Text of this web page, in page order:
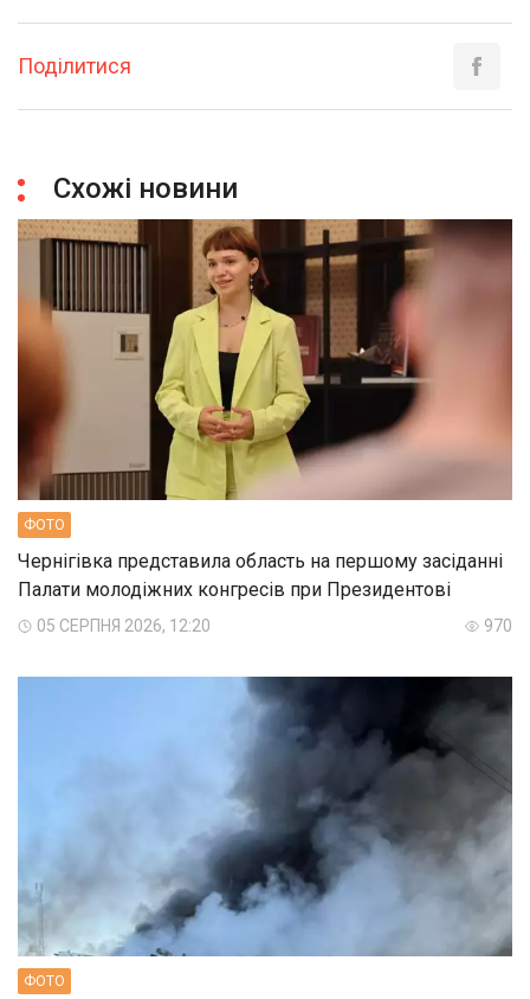
Поділитися
Схожі новини
ФОТО
Чернігівка представила область на першому засіданні
Палати молодіжних конгресів при Президентові
05 СЕРПНЯ 2026, 12:20 970
ФОТО